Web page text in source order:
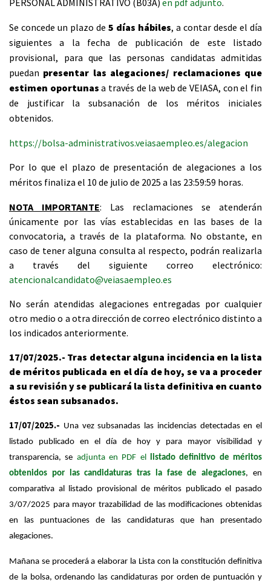
PERSONAL ADMINISTRATIVO (B03A) en pdf adjunto.
Se concede un plazo de 5 días hábiles, a contar desde el día
siguientes a la fecha de publicación de este listado
provisional, para que las personas candidatas admitidas
puedan presentar las alegaciones/ reclamaciones que
estimen oportunasa través de la web de VEIASA, con el fin
de justificar la subsanación de los méritos iniciales
obtenidos.
https://bolsa-administrativos.veiasaempleo.es/alegacion
Por lo que el plazo de presentación de alegaciones a los
méritos finaliza el 10 de julio de 2025 a las 23:59:59 horas.
NOTA IMPORTANTE: Las reclamaciones se atenderán
únicamente por las vías establecidas en las bases de la
convocatoria, a través de la plataforma. No obstante, en
caso de tener alguna consulta al respecto, podrán realizarla
a través del siguiente correo electrónico:
atencionalcandidato@veiasaempleo.es
No serán atendidas alegaciones entregadas por cualquier
otro medio o a otra dirección de correo electrónico distinto a
los indicados anteriormente.
17/07/2025.- Tras detectar alguna incidencia en la lista
de méritos publicada en el día de hoy, se va a proceder
a su revisión y se publicará la lista definitiva en cuanto
éstos sean subsanados.
17/07/2025.- Una vez subsanadas las incidencias detectadas en el
listado publicado en el día de hoy y para mayor visibilidad y
transparencia, se adjunta en PDF el listado definitivo de méritos
obtenidos por las candidaturas tras la fase de alegaciones, en
comparativa al listado provisional de méritos publicado el pasado
3/07/2025 para mayor trazabilidad de las modificaciones obtenidas
en las puntuaciones de las candidaturas que han presentado
alegaciones.
Mañana se procederá a elaborar la Lista con la constitución definitiva
de la bolsa, ordenando las candidaturas por orden de puntuación y